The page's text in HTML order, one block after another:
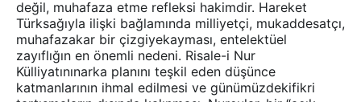
değil, muhafaza etme refleksi hakimdir. Hareket
Türksağıyla ilişki bağlamında milliyetçi, mukaddesatçı,
muhafazakar bir çizgiyekayması, entelektüel
zayıflığın en önemli nedeni. Risale-i Nur
Külliyatınınarka planını teşkil eden düşünce
katmanlarının ihmal edilmesi ve günümüzdekifikri